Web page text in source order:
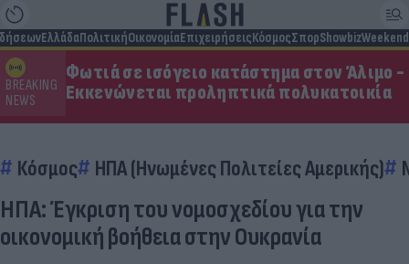
ΕλλάδαΠολιτικήΟικονομίαΕπιχειρήσειςΚόσμοςΣπορShowbizWeekend
BREAKING
NEWS
Φωτιά σε ισόγειο κατάστημα στον Άλιμο -
Εκκενώνεται προληπτικά πολυκατοικία
Κόσμος ΗΠΑ (Ηνωμένες Πολιτείες Αμερικής)
ΗΠΑ: Έγκριση του νομοσχεδίου για την
οικονομική βοήθεια στην Ουκρανία